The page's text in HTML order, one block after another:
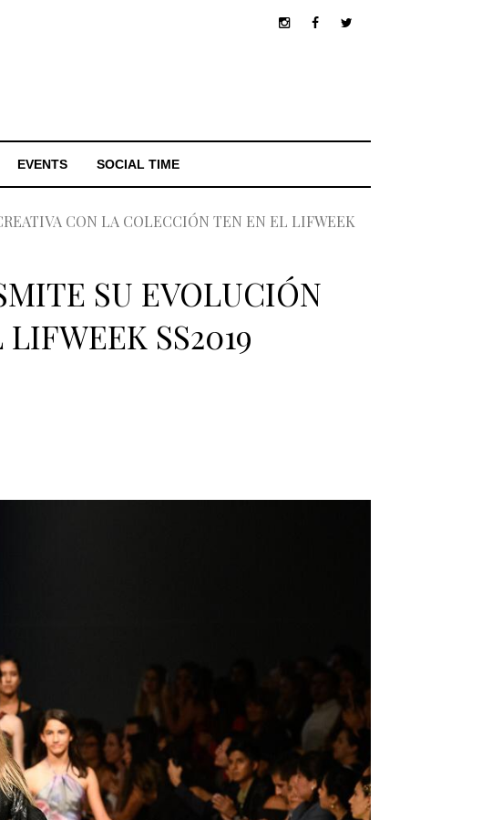
EVENTS SOCIAL TIME
CON LA COLECCIÓN TEN EN EL LIFWEEK
SU EVOLUCIÓN
SS2019